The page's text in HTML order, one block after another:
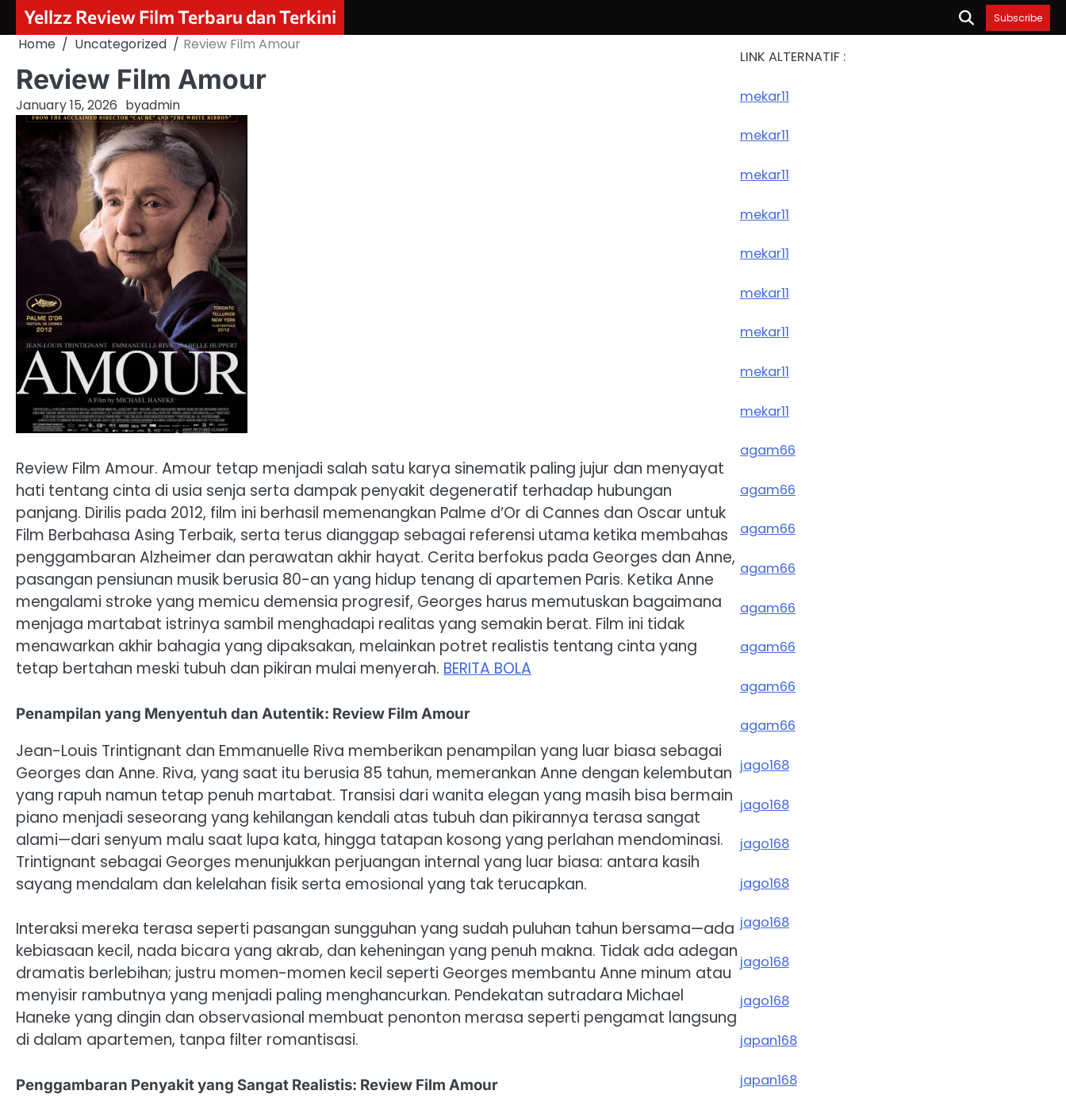
Skip
content
Yellzz Review Film Terbaru dan Terkini Subscribe
Home Uncategorized Review Film Amour
Review Film Amour
January 15, 2026 byadmin
Review Film Amour. Amour tetap menjadi salah satu karya sinematik paling jujur dan menyayat
hati tentang cinta di usia senja serta dampak penyakit degeneratif terhadap hubungan
panjang. Dirilis pada 2012, film ini berhasil memenangkan Palme d’Or di Cannes dan Oscar untuk
Film Berbahasa Asing Terbaik, serta terus dianggap sebagai referensi utama ketika membahas
penggambaran Alzheimer dan perawatan akhir hayat. Cerita berfokus pada Georges dan Anne,
pasangan pensiunan musik berusia 80-an yang hidup tenang di apartemen Paris. Ketika Anne
mengalami stroke yang memicu demensia progresif, Georges harus memutuskan bagaimana
menjaga martabat istrinya sambil menghadapi realitas yang semakin berat. Film ini tidak
menawarkan akhir bahagia yang dipaksakan, melainkan potret realistis tentang cinta yang
tetap bertahan meski tubuh dan pikiran mulai menyerah. BERITA BOLA
Penampilan yang Menyentuh dan Autentik: Review Film Amour
Jean-Louis Trintignant dan Emmanuelle Riva memberikan penampilan yang luar biasa sebagai
Georges dan Anne. Riva, yang saat itu berusia 85 tahun, memerankan Anne dengan kelembutan
yang rapuh namun tetap penuh martabat. Transisi dari wanita elegan yang masih bisa bermain
piano menjadi seseorang yang kehilangan kendali atas tubuh dan pikirannya terasa sangat
alami—dari senyum malu saat lupa kata, hingga tatapan kosong yang perlahan mendominasi.
Trintignant sebagai Georges menunjukkan perjuangan internal yang luar biasa: antara kasih
sayang mendalam dan kelelahan fisik serta emosional yang tak terucapkan.
Interaksi mereka terasa seperti pasangan sungguhan yang sudah puluhan tahun bersama—ada
kebiasaan kecil, nada bicara yang akrab, dan keheningan yang penuh makna. Tidak ada adegan
dramatis berlebihan; justru momen-momen kecil seperti Georges membantu Anne minum atau
menyisir rambutnya yang menjadi paling menghancurkan. Pendekatan sutradara Michael
Haneke yang dingin dan observasional membuat penonton merasa seperti pengamat langsung
di dalam apartemen, tanpa filter romantisasi.
Penggambaran Penyakit yang Sangat Realistis: Review Film Amour
LINK ALTERNATIF :
mekar11
mekar11
mekar11
mekar11
mekar11
mekar11
mekar11
mekar11
mekar11
agam66
agam66
agam66
agam66
agam66
agam66
agam66
agam66
jago168
jago168
jago168
jago168
jago168
jago168
jago168
japan168
japan168